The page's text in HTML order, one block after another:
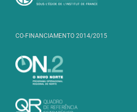
CO-FINANCIAMENTO 2014/2015